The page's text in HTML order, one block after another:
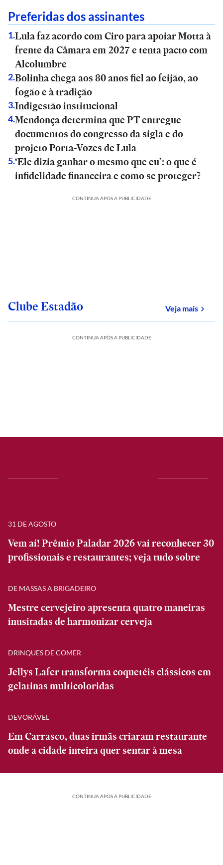
Preferidas dos assinantes
1.Lula faz acordo com Ciro para apoiar Motta à
frente da Câmara em 2027 e tenta pacto com
Alcolumbre
2.Bolinha chega aos 80 anos fiel ao feijão, ao
fogão e à tradição
3.Indigestão institucional
4.Mendonça determina que PT entregue
documentos do congresso da sigla e do
projeto Porta-Vozes de Lula
5.‘Ele dizia ganhar o mesmo que eu’: o que é
infidelidade financeira e como se proteger?
CONTINUA APÓS A PUBLICIDADE
Clube Estadão Veja maissobre
CONTINUA APÓS A PUBLICIDADE
31 DE AGOSTO
Vem aí! Prêmio Paladar 2026 vai reconhecer 30
profissionais e restaurantes; veja tudo sobre
DE MASSAS A BRIGADEIRO
Mestre cervejeiro apresenta quatro maneiras
inusitadas de harmonizar cerveja
DRINQUES DE COMER
Jellys Lafer transforma coquetéis clássicos em
gelatinas multicoloridas
DEVORÁVEL
Em Carrasco, duas irmãs criaram restaurante
onde a cidade inteira quer sentar à mesa
CONTINUA APÓS A PUBLICIDADE